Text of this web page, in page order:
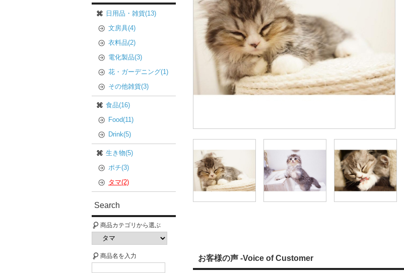
日用品・雑貨(13)
文房具(4)
衣料品(2)
電化製品(3)
花・ガーデニング(1)
その他雑貨(3)
食品(16)
Food(11)
Drink(5)
生き物(5)
ポチ(3)
タマ(2)
Search
商品カテゴリから選ぶ
商品名を入力 お客様の声 -Voice of Customer